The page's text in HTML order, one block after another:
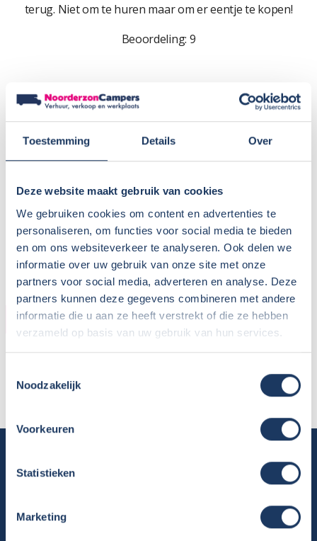
Toestemming Details Over
Deze website maakt gebruik van cookies
We gebruiken cookies om content en advertenties te
personaliseren, om functies voor social media te bieden
en om ons websiteverkeer te analyseren. Ook delen we
informatie over uw gebruik van onze site met onze
partners voor social media, adverteren en analyse. Deze
partners kunnen deze gegevens combineren met andere
informatie die u aan ze heeft verstrekt of die ze hebben
verzameld op basis van uw gebruik van hun services.
Noodzakelijk
Voorkeuren
Statistieken
Marketing
terug. Niet om te huren maar om er eentje te kopen!
Beoordeling: 9
HUURDER
Naam:
Jan Huizingh
Periode:
11-05-2018 tot 25-05-2018